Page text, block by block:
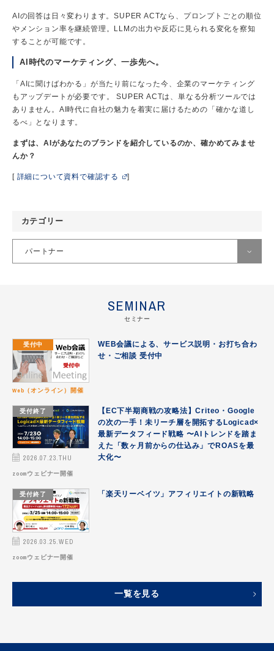
AIの回答は日々変わります。SUPER ACTなら、プロンプトごとの順位
やメンション率を継続管理。LLMの出力や反応に見られる変化を察知
することが可能です。
AI時代のマーケティング、一歩先へ。
「AIに聞けばわかる」が当たり前になった今、企業のマーケティング
もアップデートが必要です。 SUPER ACTは、単なる分析ツールでは
ありません。AI時代に自社の魅力を着実に届けるための「確かな道し
るべ」となります。
まずは、AIがあなたのブランドを紹介しているのか、確かめてみませ
んか？
[ 詳細について資料で確認する ]
カテゴリー
パートナー
Criteo
Google広告
その他
データフィード最適化
旅行業界向けデータフィード
SEMINAR
セミナー
受付中
Web（オンライン）開催
WEB会議による、サービス説明・お打ち合わ
せ・ご相談 受付中
受付終了
2026.07.23.THU
zoomウェビナー開催
【EC下半期商戦の攻略法】Criteo・Google
の次の一手！未リーチ層を開拓するLogicad×
最新データフィード戦略 〜AIトレンドを踏ま
えた「数ヶ月前からの仕込み」でROASを最
大化〜
受付終了
2026.03.25.WED
zoomウェビナー開催
「楽天リーベイツ」アフィリエイトの新戦略
一覧を見る